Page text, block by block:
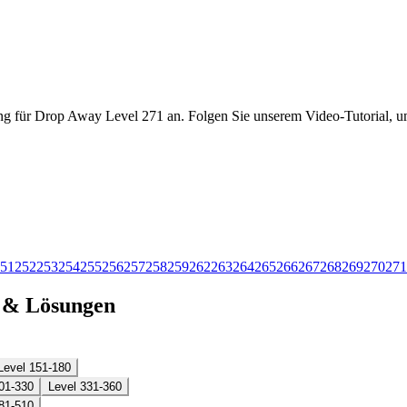
für Drop Away Level 271 an. Folgen Sie unserem Video-Tutorial,
252253254255256257258259262263264265266267268269270271
Lösungen
151-180
330
Level 331-360